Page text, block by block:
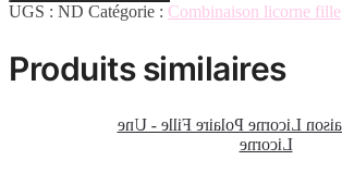
UGS : ND Catégorie : Combinaison licorne fille
Produits similaires